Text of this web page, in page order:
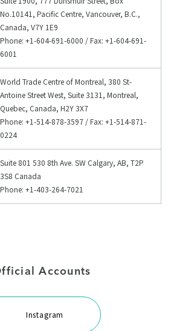
No.10141, Pacific Centre, Vancouver, B.C.,
Canada, V7Y 1E9
Phone: +1-604-691-6000 / Fax: +1-604-691-
6001
World Trade Centre of Montreal, 380 St-
Antoine Street West, Suite 3131, Montreal,
Quebec, Canada, H2Y 3X7
Phone: +1-514-878-3597 / Fax: +1-514-871-
0224
Suite 801 530 8th Ave. SW Calgary, AB, T2P
3S8 Canada
Phone: +1-403-264-7021
Accounts
Instagram